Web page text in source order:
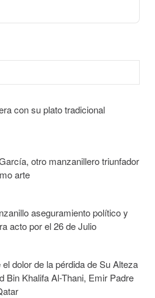
con su plato tradicional
otro manzanillero triunfador
arte
aseguramiento político y
acto por el 26 de Julio
dolor de la pérdida de Su Alteza
Bin Khalifa Al-Thani, Emir Padre